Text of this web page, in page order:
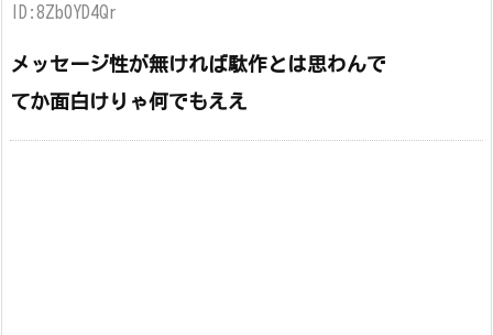
ID:8Zb0YD4Qr
メッセージ性が無ければ駄作とは思わんで
てか面白けりゃ何でもええ